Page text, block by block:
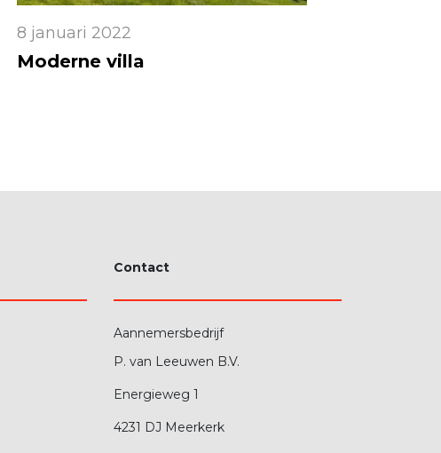
8 januari 2022
Moderne villa
Contact
Aannemersbedrijf
P. van Leeuwen B.V.
Energieweg 1
4231 DJ Meerkerk